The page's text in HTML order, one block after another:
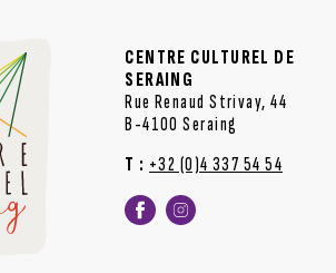
CENTRE CULTUREL DE
SERAING
Rue Renaud Strivay, 44
B-4100 Seraing
T : +32 (0)4 337 54 54